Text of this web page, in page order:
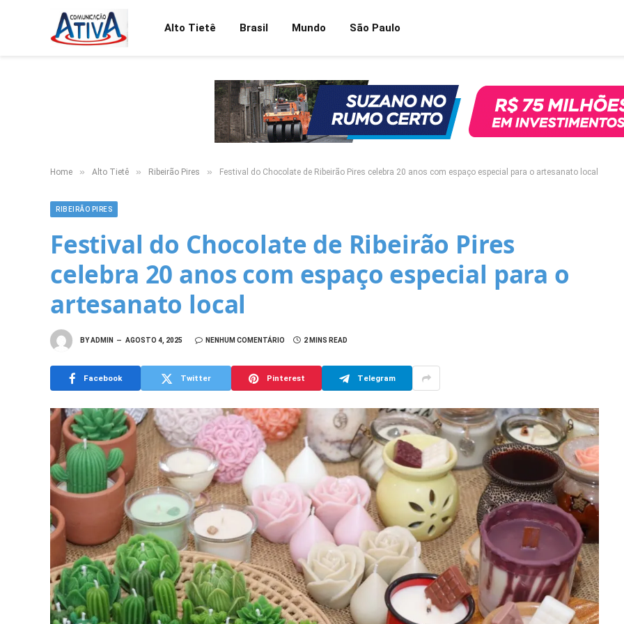
Alto Tietê Brasil Mundo São Paulo
Home » Alto Tietê » Ribeirão Pires » Festival do Chocolate de Ribeirão Pires celebra 20 anos com espaço especial para o artesanato local
RIBEIRÃO PIRES
Festival do Chocolate de Ribeirão Pires
celebra 20 anos com espaço especial para o
artesanato local
BYADMIN AGOSTO 4, 2025 NENHUM COMENTÁRIO 2 MINS READ
Facebook Twitter Pinterest Telegram